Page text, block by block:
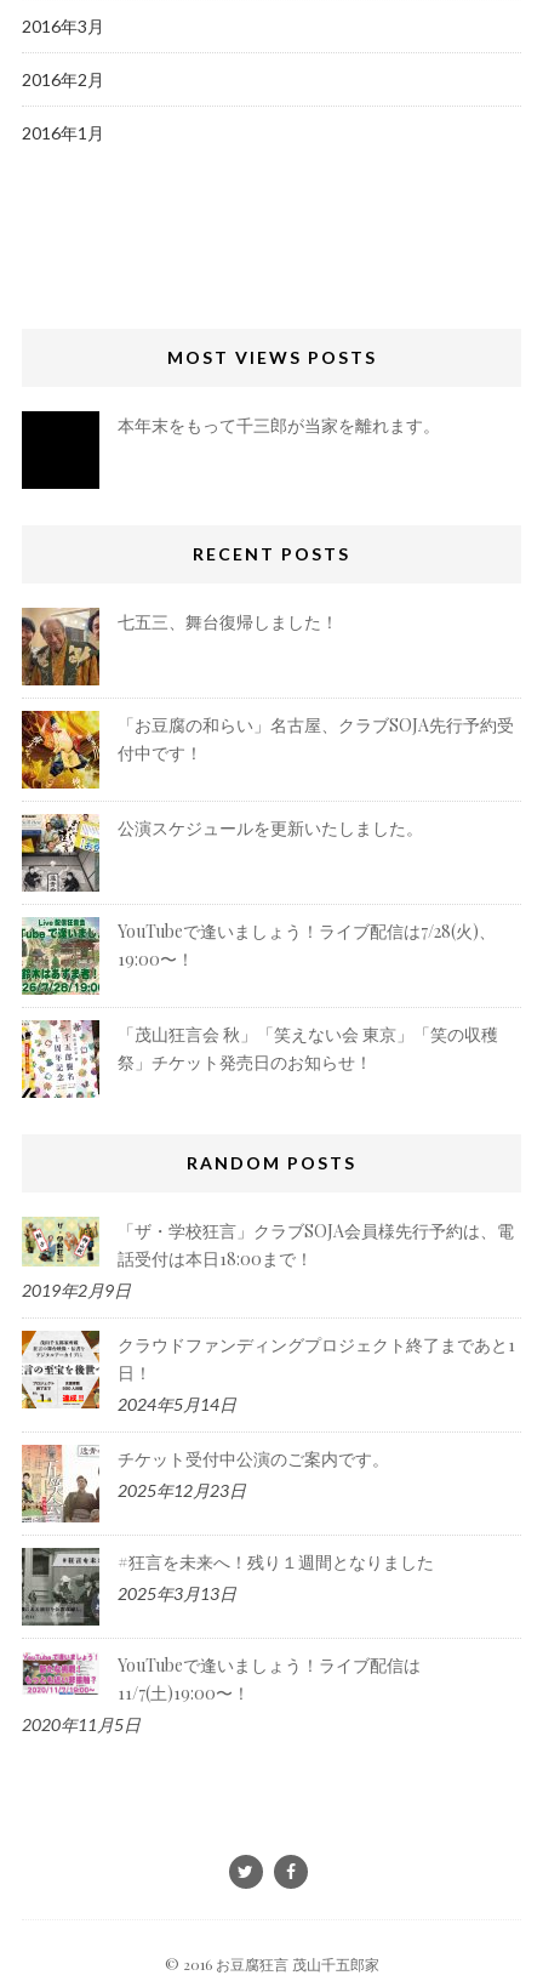
2016年3月
2016年2月
2016年1月
MOST VIEWS POSTS
本年末をもって千三郎が当家を離れます。
RECENT POSTS
七五三、舞台復帰しました！
「お豆腐の和らい」名古屋、クラブSOJA先行予約受
付中です！
公演スケジュールを更新いたしました。
YouTubeで逢いましょう！ライブ配信は7/28(火)、
19:00〜！
「茂山狂言会 秋」「笑えない会 東京」「笑の収穫
祭」チケット発売日のお知らせ！
RANDOM POSTS
「ザ・学校狂言」クラブSOJA会員様先行予約は、電
話受付は本日18:00まで！
2019年2月9日
クラウドファンディングプロジェクト終了まであと1
日！
2024年5月14日
チケット受付中公演のご案内です。
2025年12月23日
#狂言を未来へ！残り１週間となりました
2025年3月13日
YouTubeで逢いましょう！ライブ配信は
11/7(土)19:00〜！
2020年11月5日
© 2016 お豆腐狂言 茂山千五郎家